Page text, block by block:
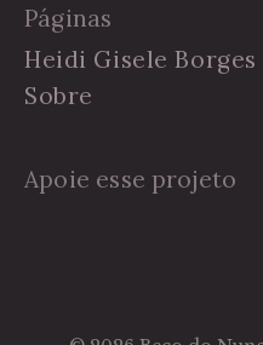
Páginas
Heidi Gisele Borges
Sobre
Apoie esse projeto